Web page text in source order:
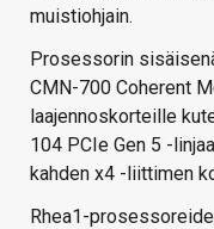
muistiohjain.
Prosessorin
CMN-700 Coherent
laajennoskorteille
104 PCIe Gen 5 -
kahden x4 -liittimen
Rhea1-